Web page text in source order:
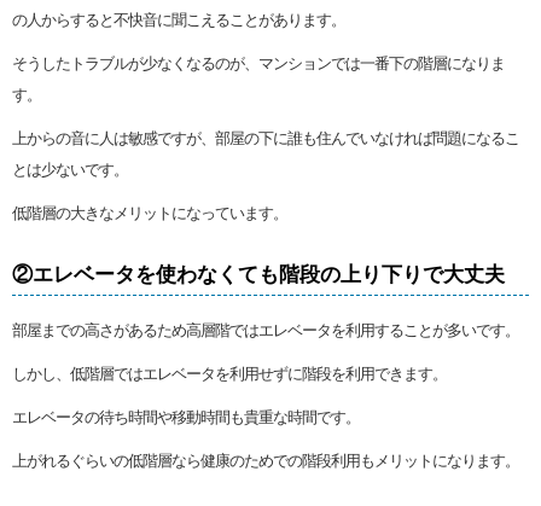
の人からすると不快音に聞こえることがあります。
そうしたトラブルが少なくなるのが、マンションでは一番下の階層になりま
す。
上からの音に人は敏感ですが、部屋の下に誰も住んでいなければ問題になるこ
とは少ないです。
低階層の大きなメリットになっています。
②エレベータを使わなくても階段の上り下りで大丈夫
部屋までの高さがあるため高層階ではエレベータを利用することが多いです。
しかし、低階層ではエレベータを利用せずに階段を利用できます。
エレベータの待ち時間や移動時間も貴重な時間です。
上がれるぐらいの低階層なら健康のためでの階段利用もメリットになります。